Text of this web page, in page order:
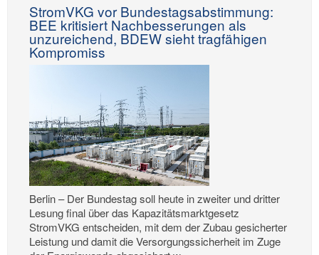
StromVKG vor Bundestagsabstimmung:
BEE kritisiert Nachbesserungen als
unzureichend, BDEW sieht tragfähigen
Kompromiss
Berlin – Der Bundestag soll heute in zweiter und dritter
Lesung final über das Kapazitätsmarktgesetz
StromVKG entscheiden, mit dem der Zubau gesicherter
Leistung und damit die Versorgungssicherheit im Zuge